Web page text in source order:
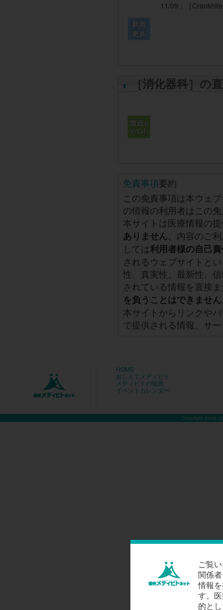
11/09： ［
［消化器科］の
免責事項要約
この免責事項は本ウェ
の情報の利用者はこの
本サイトは医療情報の
ありません。内容のご
しては利用者様の自己
されるウェブサイトと
性、真実性、最新性、
されている情報を直接
を負うことはできません
本サイトからリンクや
で提供される情報、サ
HOME
おしえてメディビト
メディビトの知恵
イベントカレンダー
Copyright 2026
ご覧
関係
情報
す。
的と